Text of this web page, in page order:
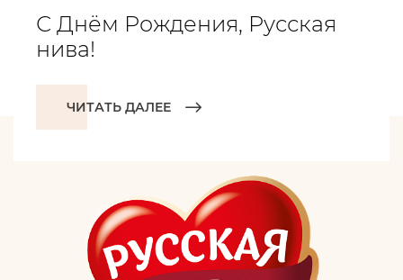
С Днём Рождения, Русская
нива!
ЧИТАТЬ ДАЛЕЕ